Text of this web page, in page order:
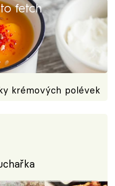
fetch
krémových polévek